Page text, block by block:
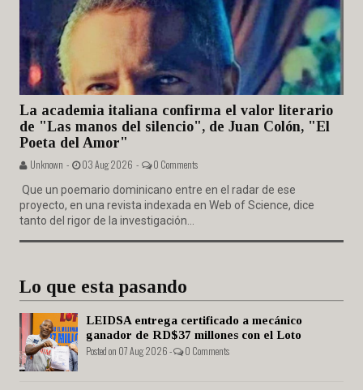
La academia italiana confirma el valor literario
de "Las manos del silencio", de Juan Colón, "El
Poeta del Amor"
Unknown - 03 Aug 2026 - 0 Comments
Que un poemario dominicano entre en el radar de ese
proyecto, en una revista indexada en Web of Science, dice
tanto del rigor de la investigación...
Lo que esta pasando
LEIDSA entrega certificado a mecánico
ganador de RD$37 millones con el Loto
Posted on 07 Aug 2026 - 0 Comments